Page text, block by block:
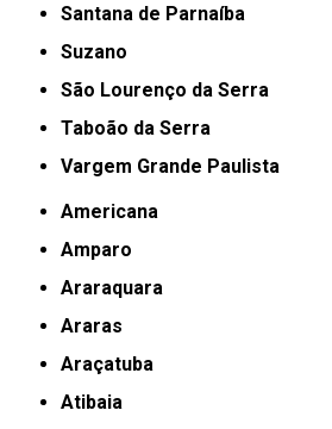
Santana de Parnaíba
Suzano
São Lourenço da Serra
Taboão da Serra
Vargem Grande Paulista
Americana
Amparo
Araraquara
Araras
Araçatuba
Atibaia